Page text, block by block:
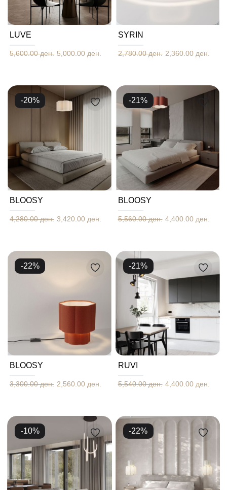
LUVE
5,600.00 ден. 5,000.00 ден.
SYRIN
2,780.00 ден. 2,360.00 ден.
-20%
BLOOSY
4,280.00 ден. 3,420.00 ден.
-21%
BLOOSY
5,560.00 ден. 4,400.00 ден.
-22%
BLOOSY
3,300.00 ден. 2,560.00 ден.
-21%
RUVI
5,540.00 ден. 4,400.00 ден.
-10% -22%